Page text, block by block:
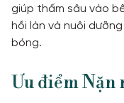
giúp thấm sâu vào
hồi làn và nuôi
bóng.
Ưu điểm Nặn